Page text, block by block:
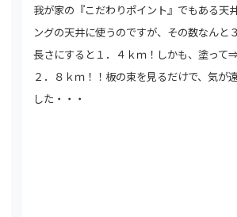
我が家の『こだわりポイント』でもある
ングの天井に使うのですが、その数なんと
長さにすると１．４ｋｍ！しかも、塗って
２．８ｋｍ！！板の束を見るだけで、気が
した・・・